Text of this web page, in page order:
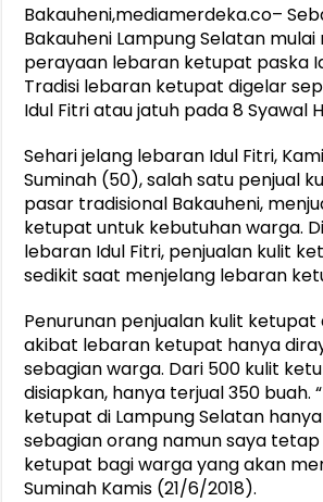
Bakauheni,mediamerdeka.co–
Bakauheni Lampung Selatan
perayaan lebaran ketupat paska
Tradisi lebaran ketupat digelar
Idul Fitri atau jatuh pada 8 Syawal
Sehari jelang lebaran Idul Fitri,
Suminah (50), salah satu penjual
pasar tradisional Bakauheni,
ketupat untuk kebutuhan warga.
lebaran Idul Fitri, penjualan kulit
sedikit saat menjelang lebaran
Penurunan penjualan kulit ketupat
akibat lebaran ketupat hanya
sebagian warga. Dari 500 kulit
disiapkan, hanya terjual 350 buah.
ketupat di Lampung Selatan
sebagian orang namun saya
ketupat bagi warga yang akan
Suminah Kamis (21/6/2018).